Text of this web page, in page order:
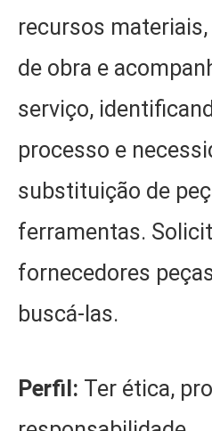
recursos
de obra e
serviço,
processo e
substituição de
ferramentas.
fornecedores
buscá-las.
Perfil: Ter ética,